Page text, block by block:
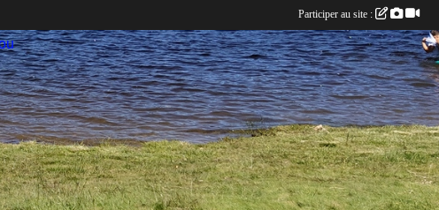
Participer au site :